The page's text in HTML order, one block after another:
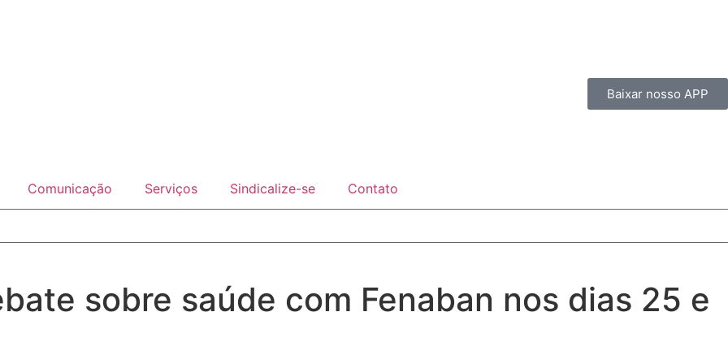
Baixar nosso APP
Comunicação Serviços Sindicalize-se Contato
sobre saúde com Fenaban nos dias 25 e